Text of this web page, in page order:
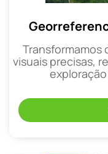
Transformamos
visuais precisas,